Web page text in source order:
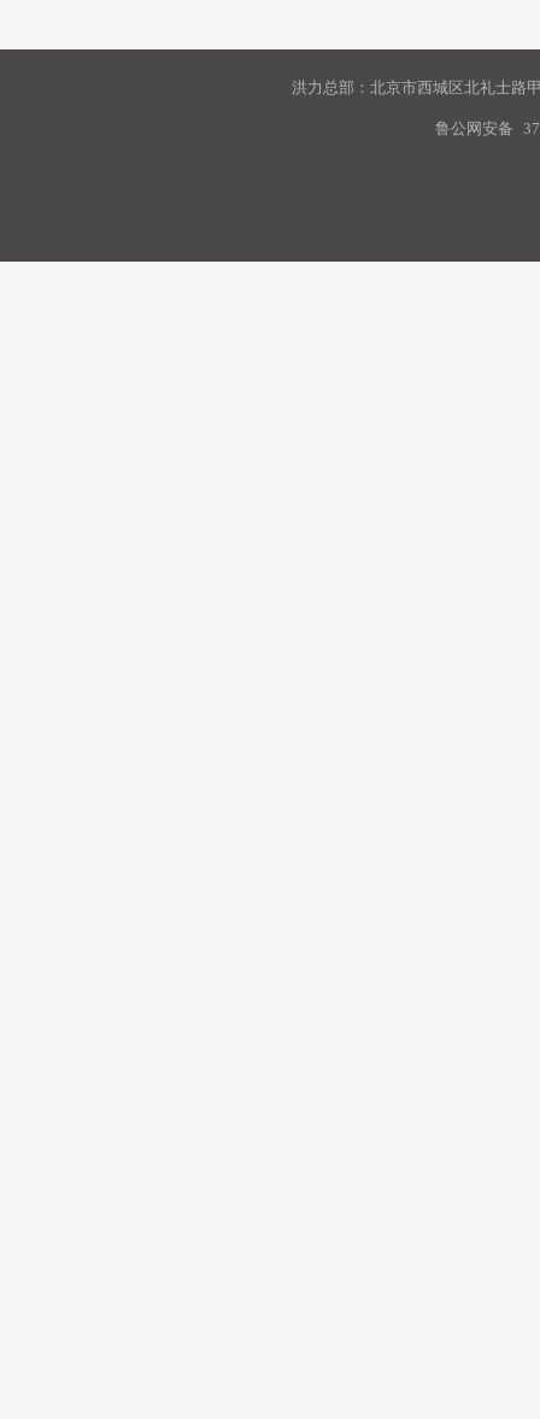
洪力总部：北京市西城区北礼士路
鲁公网安备